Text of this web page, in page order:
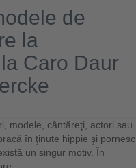
de
la
Caro Daur
modele, cântăreţi, actori sau
în ţinute hippie şi pornesc
un singur motiv. În